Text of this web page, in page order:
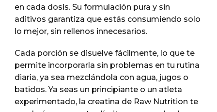
en cada dosis. Su formulación pura y sin
aditivos garantiza que estás consumiendo solo
lo mejor, sin rellenos innecesarios.
Cada porción se disuelve fácilmente, lo que te
permite incorporarla sin problemas en tu rutina
diaria, ya sea mezclándola con agua, jugos o
batidos. Ya seas un principiante o un atleta
experimentado, la creatina de Raw Nutrition te